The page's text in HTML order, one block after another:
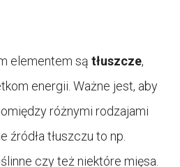
elementem są tłuszcze,
energii. Ważne jest, aby
różnymi rodzajami
źródła tłuszczu to np.
czy też niektóre mięsa.